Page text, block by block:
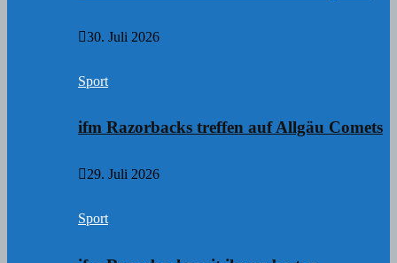
30. Juli 2026
Sport
ifm Razorbacks treffen auf Allgäu Comets
29. Juli 2026
Sport